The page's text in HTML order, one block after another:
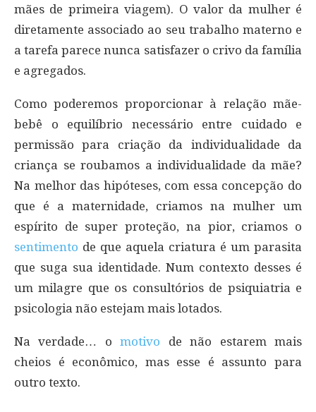
mães de primeira viagem). O valor da mulher é
diretamente associado ao seu trabalho materno e
a tarefa parece nunca satisfazer o crivo da família
e agregados.
Como poderemos proporcionar à relação mãe-
bebê o equilíbrio necessário entre cuidado e
permissão para criação da individualidade da
criança se roubamos a individualidade da mãe?
Na melhor das hipóteses, com essa concepção do
que é a maternidade, criamos na mulher um
espírito de super proteção, na pior, criamos o
sentimento de que aquela criatura é um parasita
que suga sua identidade. Num contexto desses é
um milagre que os consultórios de psiquiatria e
psicologia não estejam mais lotados.
Na verdade… omotivo de não estarem mais
cheios é econômico, mas esse é assunto para
outro texto.